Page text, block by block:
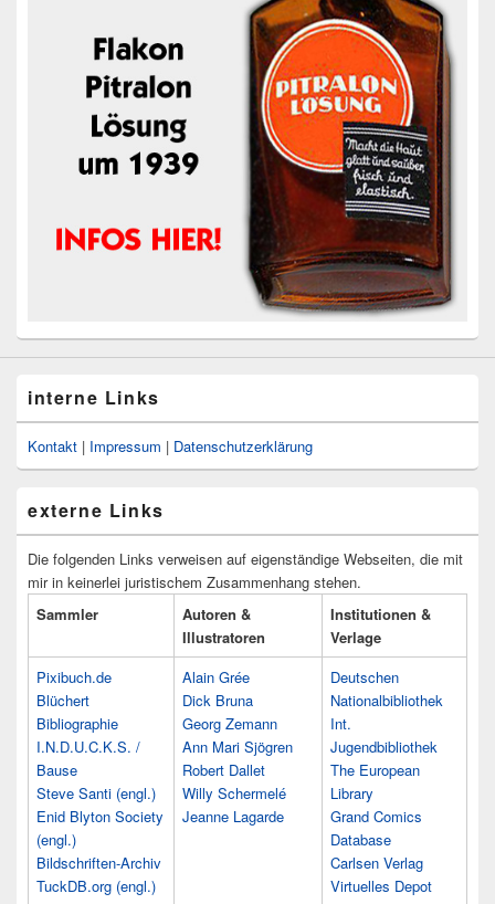
interne Links
Kontakt | Impressum | Datenschutzerklärung
externe Links
Die folgenden Links verweisen auf eigenständige Webseiten, die mit
mir in keinerlei juristischem Zusammenhang stehen.
Sammler
Autoren &
Illustratoren
Institutionen &
Verlage
Pixibuch.de
Blüchert
Bibliographie
I.N.D.U.C.K.S. /
Bause
Steve Santi (engl.)
Enid Blyton Society
(engl.)
Bildschriften-Archiv
TuckDB.org (engl.)
Alain Grée
Dick Bruna
Georg Zemann
Ann Mari Sjögren
Robert Dallet
Willy Schermelé
Jeanne Lagarde
Deutschen
Nationalbibliothek
Int.
Jugendbibliothek
The European
Library
Grand Comics
Database
Carlsen Verlag
Virtuelles Depot